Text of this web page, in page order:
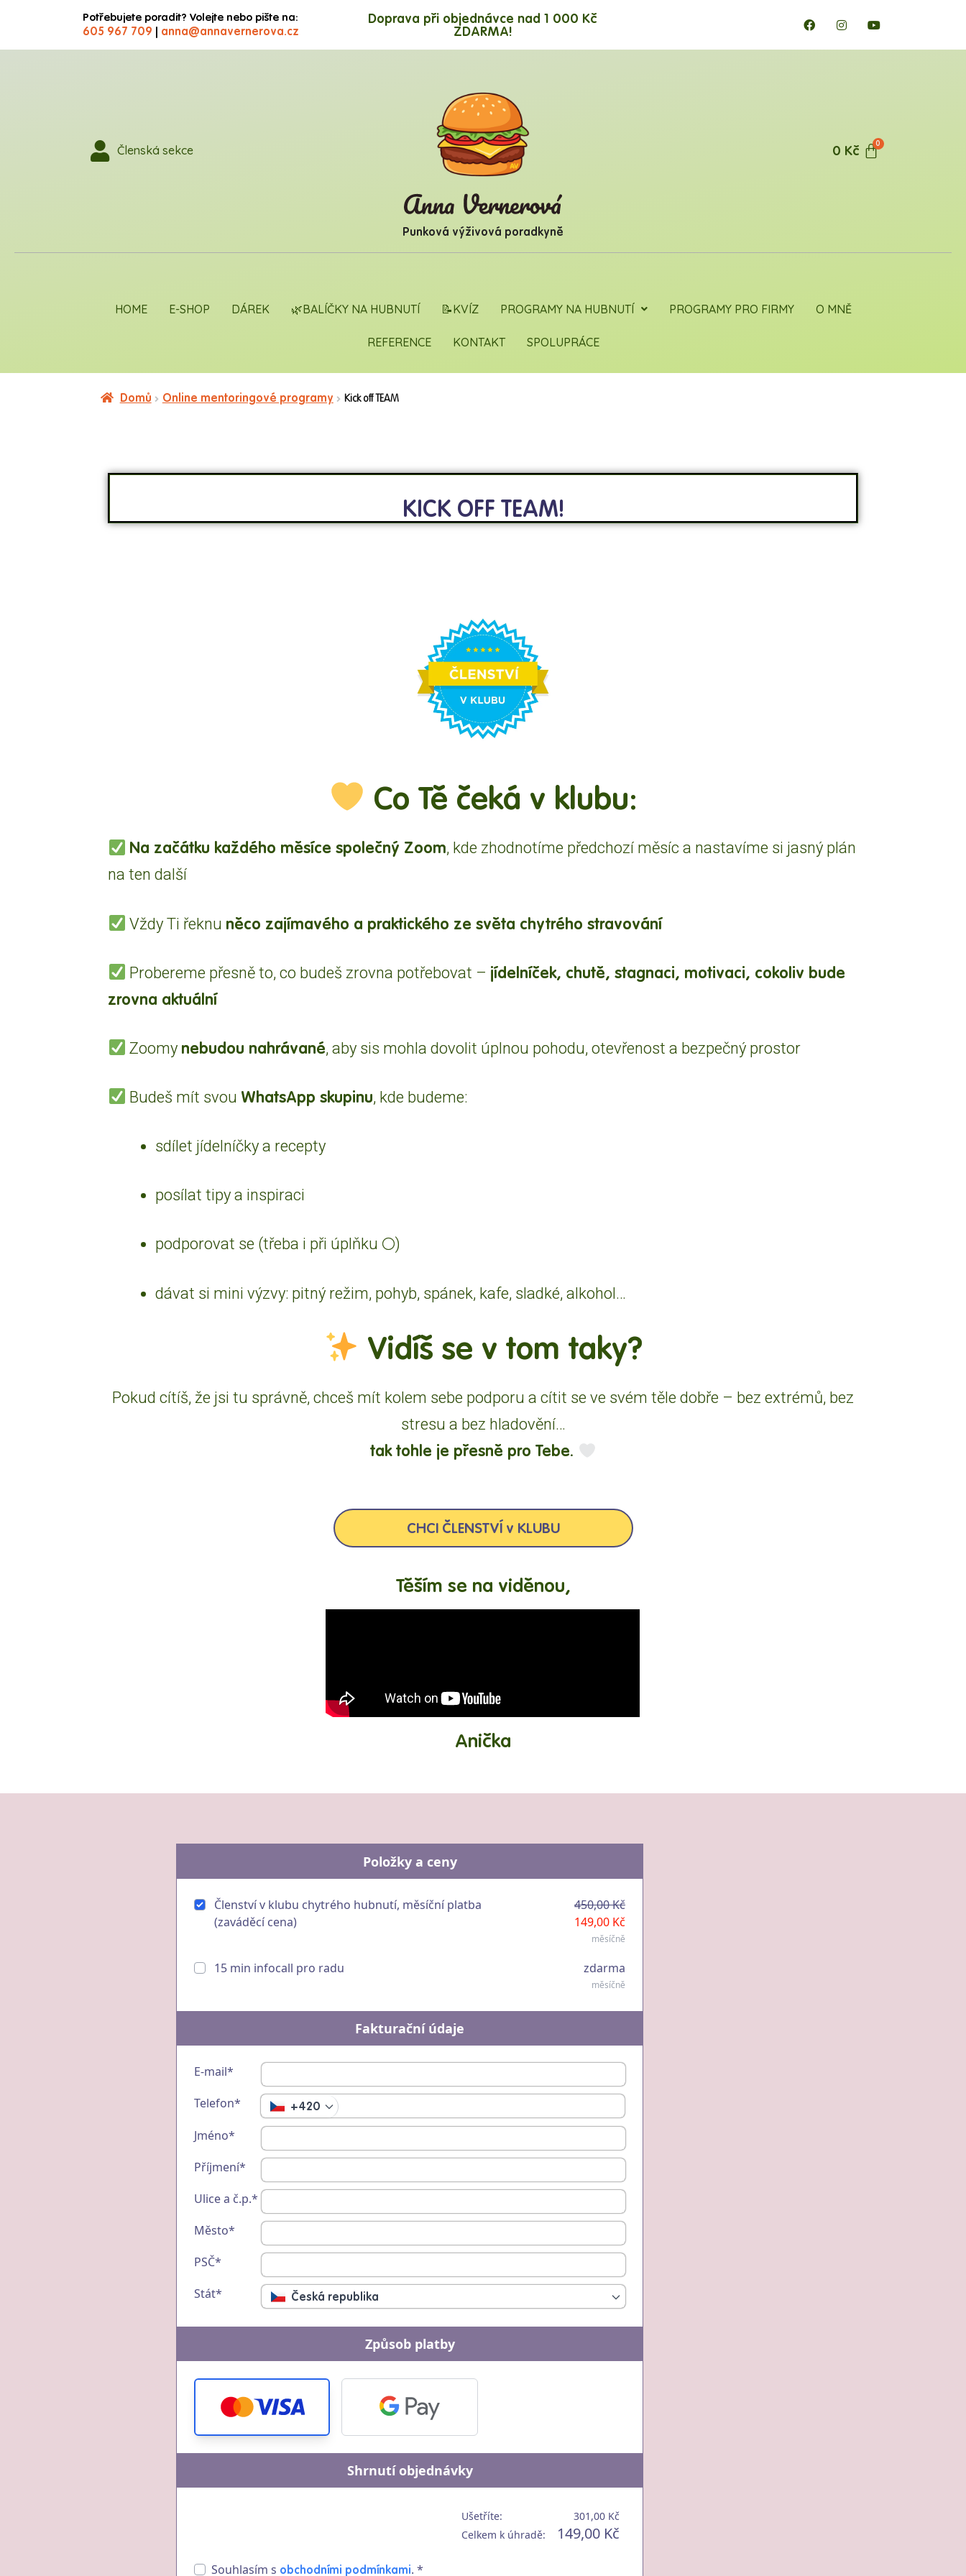
Potřebujete poradit? Volejte nebo pište na:
605 967 709 | anna@annavernerova.cz
Doprava při objednávce nad 1 000 Kč
ZDARMA!
Členská sekce
Punková výživová poradkyně
0 Kč
HOME E-SHOP DÁREK 🌿BALÍČKY NA HUBNUTÍ 📝KVÍZ PROGRAMY NA HUBNUTÍ PROGRAMY PRO FIRMY O MNĚ
REFERENCE KONTAKT SPOLUPRÁCE
Domů Online mentoringové programy Kick off TEAM
KICK OFF TEAM!
Co Tě čeká v klubu:
Na začátku každého měsíce společný Zoom, kde zhodnotíme předchozí měsíc a nastavíme si jasný plán
na ten další
Vždy Ti řeknu něco zajímavého a praktického ze světa chytrého stravování
Probereme přesně to, co budeš zrovna potřebovat – jídelníček, chutě, stagnaci, motivaci, cokoliv bude
zrovna aktuální
Zoomy nebudou nahrávané, aby sis mohla dovolit úplnou pohodu, otevřenost a bezpečný prostor
Budeš mít svou WhatsApp skupinu, kde budeme:
sdílet jídelníčky a recepty
posílat tipy a inspiraci
podporovat se (třeba i při úplňku 🌕)
dávat si mini výzvy: pitný režim, pohyb, spánek, kafe, sladké, alkohol…
Vidíš se v tom taky?
Pokud cítíš, že jsi tu správně, chceš mít kolem sebe podporu a cítit se ve svém těle dobře – bez extrémů, bez
stresu a bez hladovění…
tak tohle je přesně pro Tebe.
CHCI ČLENSTVÍ v KLUBU
Těším se na viděnou,
Anička
Položky a ceny
Členství v klubu chytrého hubnutí, měsíční platba
(zaváděcí cena)
450,00 Kč
149,00 Kč
měsíčně
15 min infocall pro radu zdarma
měsíčně
Fakturační údaje
E-mail*
Telefon*
+420
Jméno*
Příjmení*
Ulice a č.p.*
Město*
PSČ*
Stát*
Česká republika
Způsob platby
Shrnutí objednávky
Ušetříte:
301,00 Kč
Celkem k úhradě:
149,00 Kč
Souhlasím s obchodními podmínkami. *